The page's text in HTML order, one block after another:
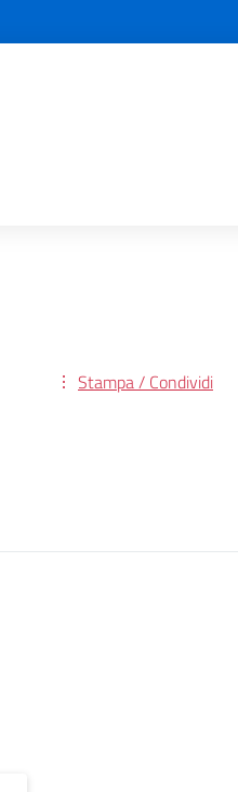
Stampa / Condividi